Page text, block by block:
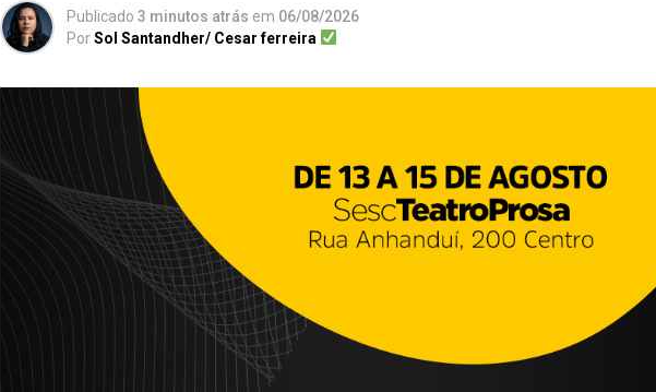
Publicado 3 minutos atrás em 06/08/2026
PorSol Santandher/ Cesar ferreira